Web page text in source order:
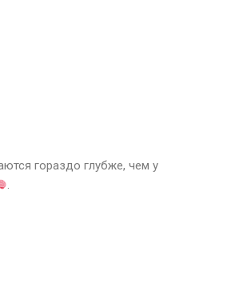
гораздо глубже, чем у
.